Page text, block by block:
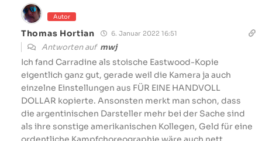
Autor
Thomas Hortian 6. Januar 2022 16:51
Antworten auf mwj
Ich fand Carradine als stoische Eastwood-Kopie
eigentlich ganz gut, gerade weil die Kamera ja auch
einzelne Einstellungen aus FÜR EINE HANDVOLL
DOLLAR kopierte. Ansonsten merkt man schon, dass
die argentinischen Darsteller mehr bei der Sache sind
als ihre sonstige amerikanischen Kollegen, Geld für eine